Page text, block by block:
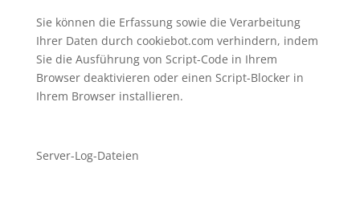
Sie können die Erfassung sowie die Verarbeitung
Ihrer Daten durch cookiebot.com verhindern, indem
Sie die Ausführung von Script-Code in Ihrem
Browser deaktivieren oder einen Script-Blocker in
Ihrem Browser installieren.
Server-Log-Dateien